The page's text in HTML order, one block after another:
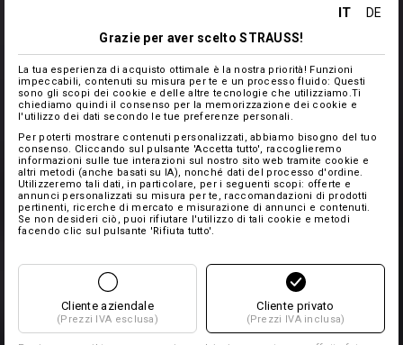
IT
DE
Grazie per aver scelto STRAUSS!
La tua esperienza di acquisto ottimale è la nostra priorità! Funzioni
impeccabili, contenuti su misura per te e un processo fluido: Questi
sono gli scopi dei cookie e delle altre tecnologie che utilizziamo.Ti
chiediamo quindi il consenso per la memorizzazione dei cookie e
l'utilizzo dei dati secondo le tue preferenze personali.
Per poterti mostrare contenuti personalizzati, abbiamo bisogno del tuo
consenso. Cliccando sul pulsante 'Accetta tutto', raccoglieremo
informazioni sulle tue interazioni sul nostro sito web tramite cookie e
altri metodi (anche basati su IA), nonché dati del processo d'ordine.
Utilizzeremo tali dati, in particolare, per i seguenti scopi: offerte e
annunci personalizzati su misura per te, raccomandazioni di prodotti
pertinenti, ricerche di mercato e misurazione di annunci e contenuti.
Se non desideri ciò, puoi rifiutare l'utilizzo di tali cookie e metodi
facendo clic sul pulsante 'Rifiuta tutto'.
Cliente aziendale
(Prezzi IVA esclusa)
Cliente privato
(Prezzi IVA inclusa)